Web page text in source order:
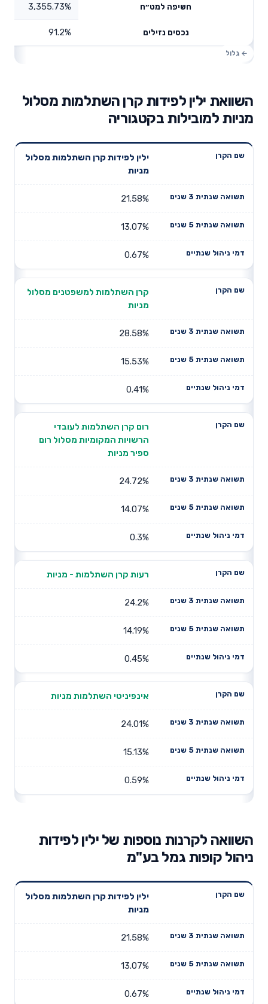
חשיפה למט״ח 3,355.73%
נכסים נזילים 91.2%
השוואת ילין לפידות קרן השתלמות מסלול
מניות למובילות בקטגוריה
שנתית 3
תשואה
דמי ניהול
ילין לפידות קרן השתלמות מסלול
מניות
21.58%
13.07%
0.67%
קרן השתלמות למשפטנים מסלול
מניות
28.58%
15.53%
0.41%
רום קרן השתלמות לעובדי
הרשויות המקומיות מסלול רום
ספיר מניות
24.72%
14.07%
0.3%
רעות קרן השתלמות - מניות
24.2%
14.19%
0.45%
אינפיניטי השתלמות מניות
24.01%
15.13%
0.59%
השוואה לקרנות נוספות של ילין לפידות
ניהול קופות גמל בע"מ
שנתית 3
תשואה
דמי ניהול
ילין לפידות קרן השתלמות מסלול
מניות
21.58%
13.07%
0.67%